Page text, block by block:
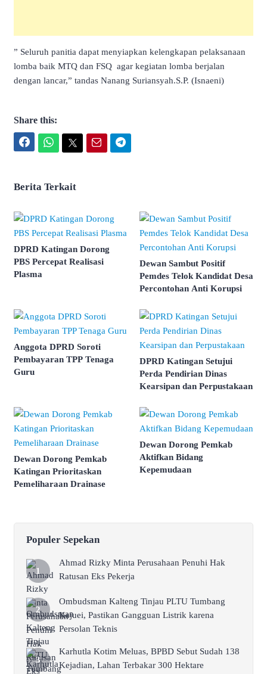
” Seluruh panitia dapat menyiapkan kelengkapan pelaksanaan
lomba baik MTQ dan FSQ agar kegiatan lomba berjalan
dengan lancar,” tandas Nanang Suriansyah.S.P. (Isnaeni)
Share this:
Berita Terkait
DPRD Katingan Dorong
PBS Percepat Realisasi
Plasma
Dewan Sambut Positif
Pemdes Telok Kandidat Desa
Percontohan Anti Korupsi
Anggota DPRD Soroti
Pembayaran TPP Tenaga
Guru
DPRD Katingan Setujui
Perda Pendirian Dinas
Kearsipan dan Perpustakaan
Dewan Dorong Pemkab
Katingan Prioritaskan
Pemeliharaan Drainase
Dewan Dorong Pemkab
Aktifkan Bidang
Kepemudaan
Populer Sepekan
Ahmad Rizky Minta Perusahaan Penuhi Hak
Ratusan Eks Pekerja
Ombudsman Kalteng Tinjau PLTU Tumbang
Kajuei, Pastikan Gangguan Listrik karena
Persolan Teknis
Karhutla Kotim Meluas, BPBD Sebut Sudah 138
Kejadian, Lahan Terbakar 300 Hektare